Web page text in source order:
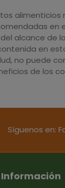
alimenticios
alcance de
en
no puede
de los
Síguenos en:
Información